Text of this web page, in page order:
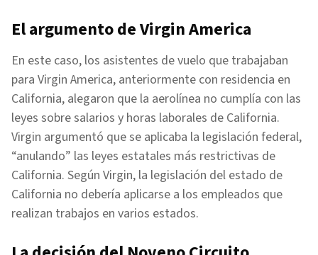
El argumento de Virgin America
En este caso, los asistentes de vuelo que trabajaban
para Virgin America, anteriormente con residencia en
California, alegaron que la aerolínea no cumplía con las
leyes sobre salarios y horas laborales de California.
Virgin argumentó que se aplicaba la legislación federal,
“anulando” las leyes estatales más restrictivas de
California. Según Virgin, la legislación del estado de
California no debería aplicarse a los empleados que
realizan trabajos en varios estados.